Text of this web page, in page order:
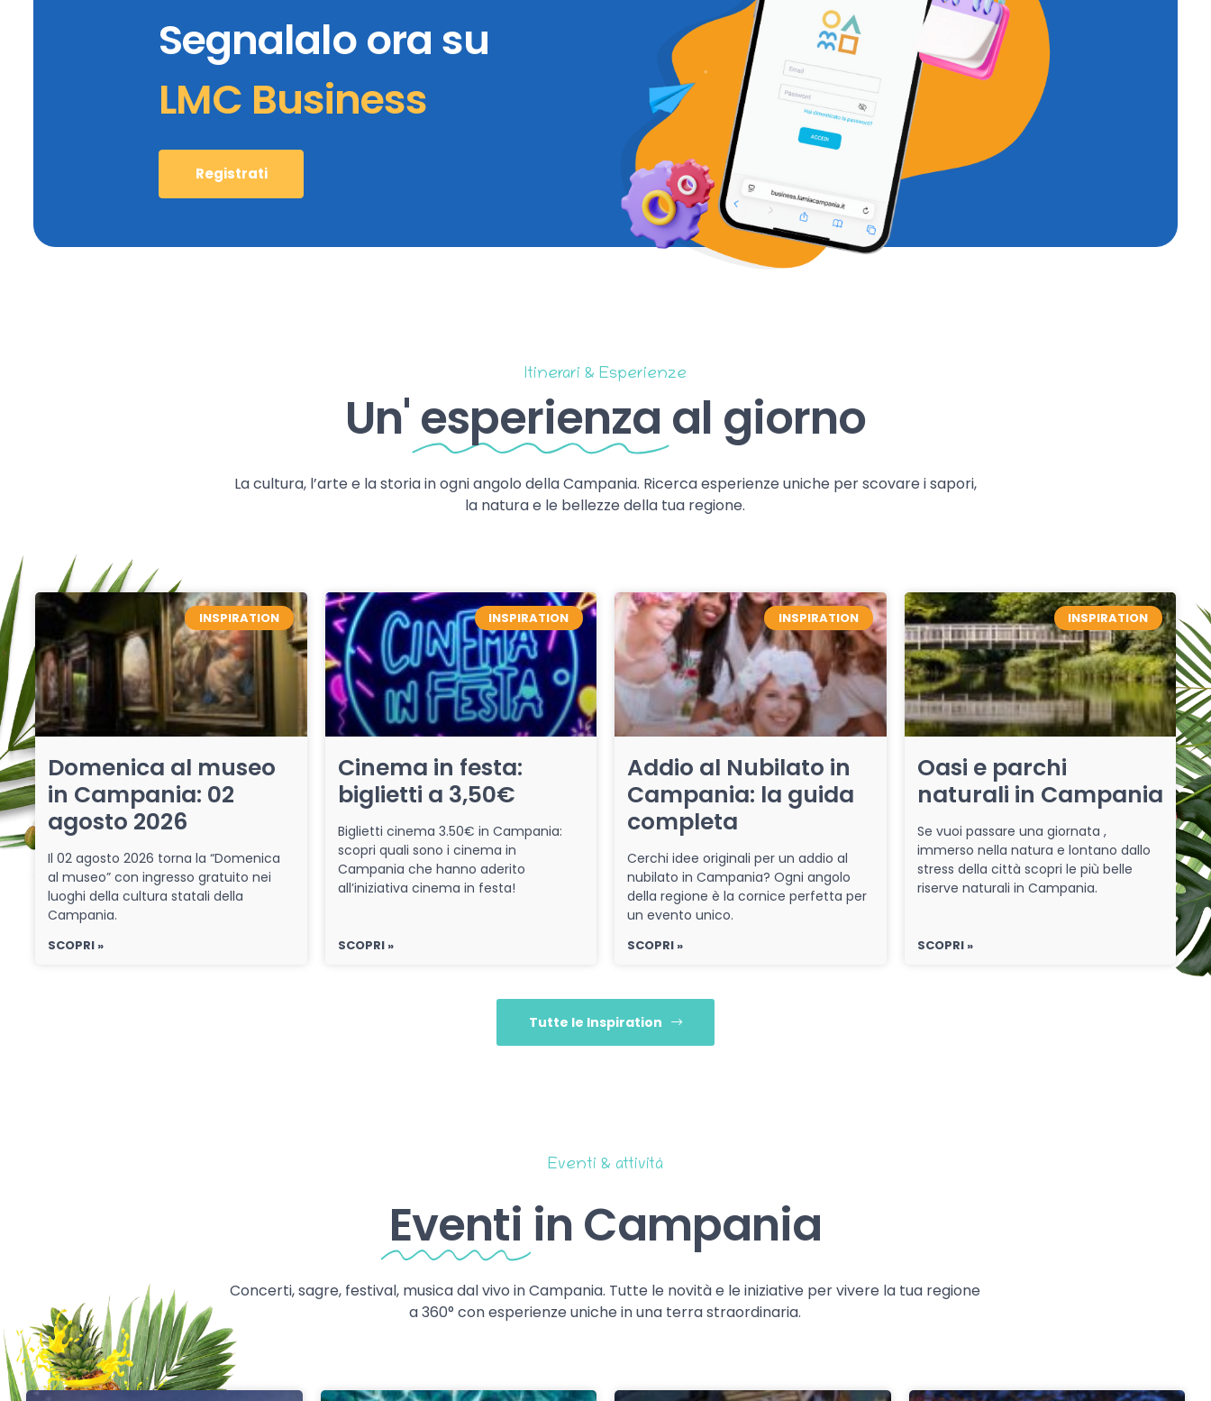
Segnalalo ora su
LMC Business
Registrati
Itinerari & Esperienze
Un' esperienza al giorno
La cultura, l’arte e la storia in ogni angolo della Campania. Ricerca esperienze uniche per scovare i sapori,
la natura e le bellezze della tua regione.
INSPIRATION
Domenica al museo
in Campania: 02
agosto 2026
Il 02 agosto 2026 torna la “Domenica
al museo” con ingresso gratuito nei
luoghi della cultura statali della
Campania.
SCOPRI »
INSPIRATION
Cinema in festa:
biglietti a 3,50€
Biglietti cinema 3.50€ in Campania:
scopri quali sono i cinema in
Campania che hanno aderito
all’iniziativa cinema in festa!
SCOPRI »
INSPIRATION
Addio al Nubilato in
Campania: la guida
completa
Cerchi idee originali per un addio al
nubilato in Campania? Ogni angolo
della regione è la cornice perfetta per
un evento unico.
SCOPRI »
INSPIRATION
Oasi e parchi
naturali in Campania
Se vuoi passare una giornata ,
immerso nella natura e lontano dallo
stress della città scopri le più belle
riserve naturali in Campania.
SCOPRI »
Tutte le Inspiration
Eventi & attività
Eventi in Campania
Concerti, sagre, festival, musica dal vivo in Campania. Tutte le novità e le iniziative per vivere la tua regione
a 360° con esperienze uniche in una terra straordinaria.